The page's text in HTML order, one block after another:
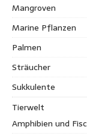
Mangroven
Marine Pflanzen
Palmen
Sträucher
Sukkulente
Tierwelt
Amphibien und